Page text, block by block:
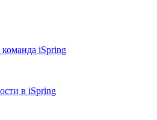
iSpring
в iSpring